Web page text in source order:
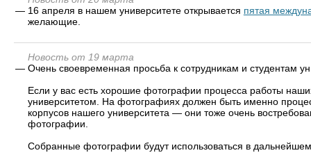
— 16 апреля в нашем университете открывается пятая
желающие.
Новость от 19 марта
— Очень своевременная просьба к сотрудникам и студентам
Если у вас есть хорошие фотографии процесса работы
университетом. На фотографиях должен быть именно
корпусов нашего университета — они тоже очень
фотографии.
Собранные фотографии будут использоваться в